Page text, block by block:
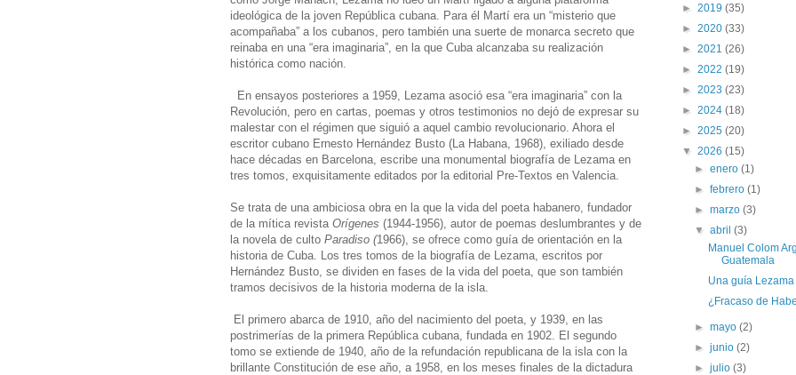
ideológica de la joven República cubana. Para él Martí era un “misterio que
acompañaba” a los cubanos, pero también una suerte de monarca secreto que
reinaba en una “era imaginaria”, en la que Cuba alcanzaba su realización
histórica como nación.
En ensayos posteriores a 1959, Lezama asoció esa “era imaginaria” con la
Revolución, pero en cartas, poemas y otros testimonios no dejó de expresar su
malestar con el régimen que siguió a aquel cambio revolucionario. Ahora el
escritor cubano Ernesto Hernández Busto (La Habana, 1968), exiliado desde
hace décadas en Barcelona, escribe una monumental biografía de Lezama en
tres tomos, exquisitamente editados por la editorial Pre-Textos en Valencia.
Se trata de una ambiciosa obra en la que la vida del poeta habanero, fundador
de la mítica revista Orígenes (1944-1956), autor de poemas deslumbrantes y de
la novela de culto Paradiso (1966), se ofrece como guía de orientación en la
historia de Cuba. Los tres tomos de la biografía de Lezama, escritos por
Hernández Busto, se dividen en fases de la vida del poeta, que son también
tramos decisivos de la historia moderna de la isla.
El primero abarca de 1910, año del nacimiento del poeta, y 1939, en las
postrimerías de la primera República cubana, fundada en 1902. El segundo
tomo se extiende de 1940, año de la refundación republicana de la isla con la
brillante Constitución de ese año, a 1958, en los meses finales de la dictadura
► 2019 (35)
► 2020 (33)
► 2021 (26)
► 2022 (19)
► 2023 (23)
► 2024 (18)
► 2025 (20)
▼ 2026 (15)
►enero(1)
►febrero(1)
►marzo(3)
▼abril(3)
Manuel Colom
Guatemala
Una guía
¿Fracaso de
►mayo(2)
►junio(2)
►julio(3)